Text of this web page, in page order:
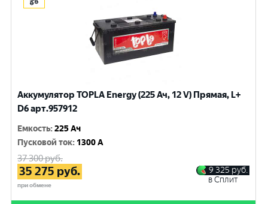
Аккумулятор TOPLA Energy (225 Ач, 12 V) Прямая, L+
D6 арт.957912
Емкость:225 Ач
Пусковой ток: 1300 A
37 300руб.
35 275 руб.
при обмене
9 325 руб.
в Сплит